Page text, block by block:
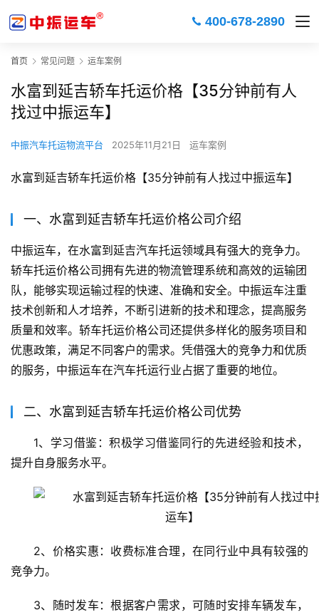
400-678-2890
首页 常见问题 运车案例
水富到延吉轿车托运价格【35分钟前有人
找过中振运车】
中振汽车托运物流平台 2025年11月21日 运车案例
水富到延吉轿车托运价格【35分钟前有人找过中振运车】
一、水富到延吉轿车托运价格公司介绍
中振运车，在水富到延吉汽车托运领域具有强大的竞争力。
轿车托运价格公司拥有先进的物流管理系统和高效的运输团
队，能够实现运输过程的快速、准确和安全。中振运车注重
技术创新和人才培养，不断引进新的技术和理念，提高服务
质量和效率。轿车托运价格公司还提供多样化的服务项目和
优惠政策，满足不同客户的需求。凭借强大的竞争力和优质
的服务，中振运车在汽车托运行业占据了重要的地位。
二、水富到延吉轿车托运价格公司优势
1、学习借鉴：积极学习借鉴同行的先进经验和技术，
提升自身服务水平。
2、价格实惠：收费标准合理，在同行业中具有较强的
竞争力。
3、随时发车：根据客户需求，可随时安排车辆发车，